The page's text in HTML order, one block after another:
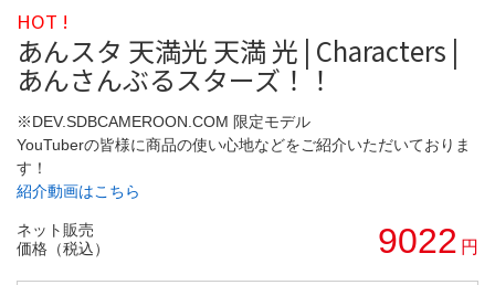
HOT !
あんスタ 天満光 天満 光 | Characters |
あんさんぶるスターズ！！
※DEV.SDBCAMEROON.COM 限定モデル
YouTuberの皆様に商品の使い心地などをご紹介いただいておりま
す！
紹介動画はこちら
ネット販売
価格（税込）
9022 円